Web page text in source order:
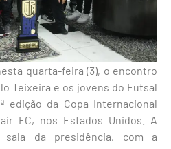
quarta-feira (3), o encontro
Teixeira e os jovens do Futsal
edição da Copa Internacional
FC, nos Estados Unidos. A
sala da presidência, com a